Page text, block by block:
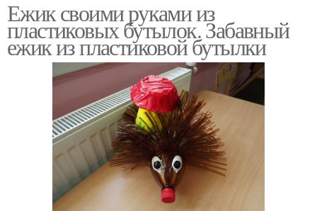
Ежик своими руками из
пластиковых бутылок. Забавный
ежик из пластиковой бутылки